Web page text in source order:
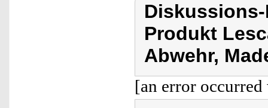
Produkt
Abwehr,
[an error